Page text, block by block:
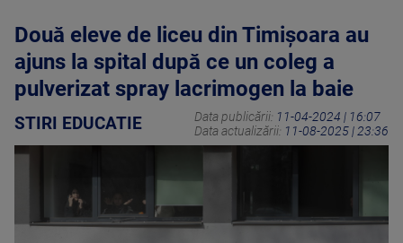
Două eleve de liceu din Timișoara au
ajuns la spital după ce un coleg a
pulverizat spray lacrimogen la baie
STIRI EDUCATIE Data publicării: 11-04-2024 | 16:07
Data actualizării: 11-08-2025 | 23:36